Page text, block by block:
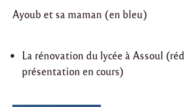
Ayoub et sa maman (en bleu)
La rénovation du lycée à Assoul
présentation en cours)